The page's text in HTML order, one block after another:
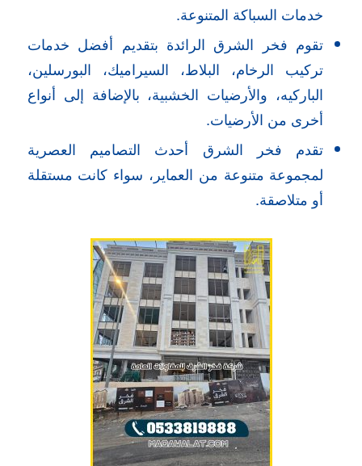
خدمات السباكة المتنوعة.
تقوم فخر الشرق الرائدة بتقديم أفضل خدمات
تركيب الرخام، البلاط، السيراميك، البورسلين،
الباركيه، والأرضيات الخشبية، بالإضافة إلى أنواع
أخرى من الأرضيات.
تقدم فخر الشرق أحدث التصاميم العصرية
لمجموعة متنوعة من العماير، سواء كانت مستقلة
أو متلاصقة.